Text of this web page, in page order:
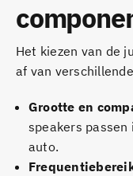
Het kiezen van de
af van
Grootte en
speakers
auto.